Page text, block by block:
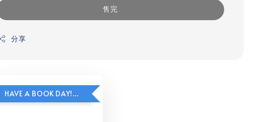
售完
分享
HAVE A BOOK DAY!貼紙包加價購